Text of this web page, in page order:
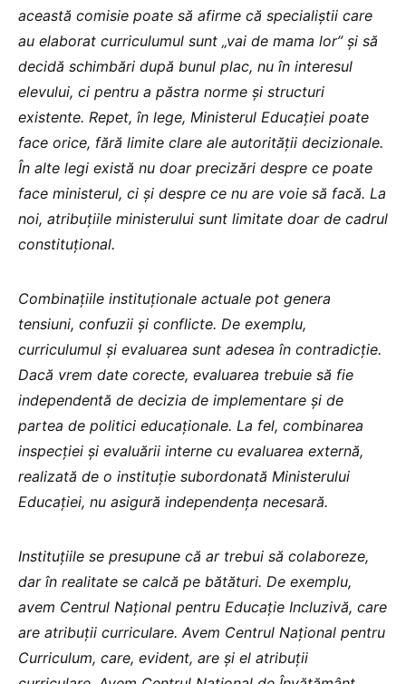
această comisie poate să afirme că specialiștii care
au elaborat curriculumul sunt „vai de mama lor” și să
decidă schimbări după bunul plac, nu în interesul
elevului, ci pentru a păstra norme și structuri
existente. Repet, în lege, Ministerul Educației poate
face orice, fără limite clare ale autorității decizionale.
În alte legi există nu doar precizări despre ce poate
face ministerul, ci și despre ce nu are voie să facă. La
noi, atribuțiile ministerului sunt limitate doar de cadrul
constituțional.
Combinațiile instituționale actuale pot genera
tensiuni, confuzii și conflicte. De exemplu,
curriculumul și evaluarea sunt adesea în contradicție.
Dacă vrem date corecte, evaluarea trebuie să fie
independentă de decizia de implementare și de
partea de politici educaționale. La fel, combinarea
inspecției și evaluării interne cu evaluarea externă,
realizată de o instituție subordonată Ministerului
Educației, nu asigură independența necesară.
Instituțiile se presupune că ar trebui să colaboreze,
dar în realitate se calcă pe bătături. De exemplu,
avem Centrul Național pentru Educație Incluzivă, care
are atribuții curriculare. Avem Centrul Național pentru
Curriculum, care, evident, are și el atribuții